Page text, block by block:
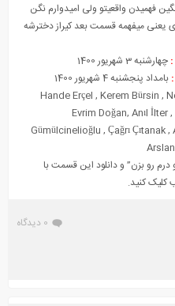
فهمیدن واقعیتو ولی امیدوارم نگن
یعنی میفهمه قسمت بعد کیراز دخترشه
چهارشنبه 3 شهریور 1400
بامداد پنجشنبه 4 شهریور 1400
Hande Erçel , Kerem Bürsin ,
Evrim Doğan, Anıl İlter,
Gümülcinelioğlu , Çağrı Çıtanak,
Arslan
تیزر و فراگمان قسمت 50 “تو درم رو بزن” و دانلود این قسمت با
کلیک کنید.
0 دیدگاه